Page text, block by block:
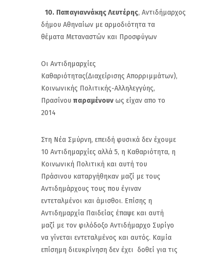
10. Παπαγιαννάκης Λευτέρης, Αντιδήμαρχος
δήμου Αθηναίων με αρμοδιότητα τα
θέματα Μεταναστών και Προσφύγων
Οι Αντιδημαρχίες
Καθαριότητας(Διαχείρισης Απορριμμάτων),
Κοινωνικής Πολιτικής-Αλληλεγγύης,
Πρασίνουπαραμένουν ως είχαν απο το
2014
Στη Νέα Σμύρνη, επειδή φυσικά δεν έχουμε
10 Αντιδημαρχίες αλλά 5, η Καθαριότητα, η
Κοινωνική Πολιτική και αυτή του
Πράσινου καταργήθηκαν μαζί με τους
Αντιδημάρχους τους που έγιναν
εντεταλμένοι και άμισθοι. Επίσης η
Αντιδημαρχία Παιδείας έπαψε και αυτή
μαζί με τον φιλόδοξο Αντιδήμαρχο Συρίγο
να γίνεται εντεταλμένος και αυτός. Καμία
επίσημη διευκρίνηση δεν έχει δοθεί για τις